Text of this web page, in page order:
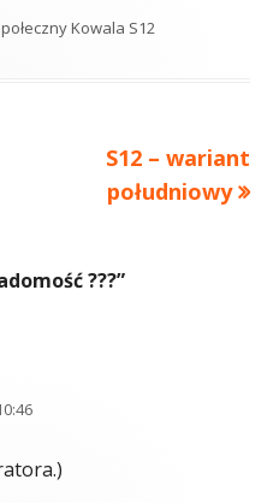
Kowala S12
Następny
artykół:
S12 – wariant
południowy
???”